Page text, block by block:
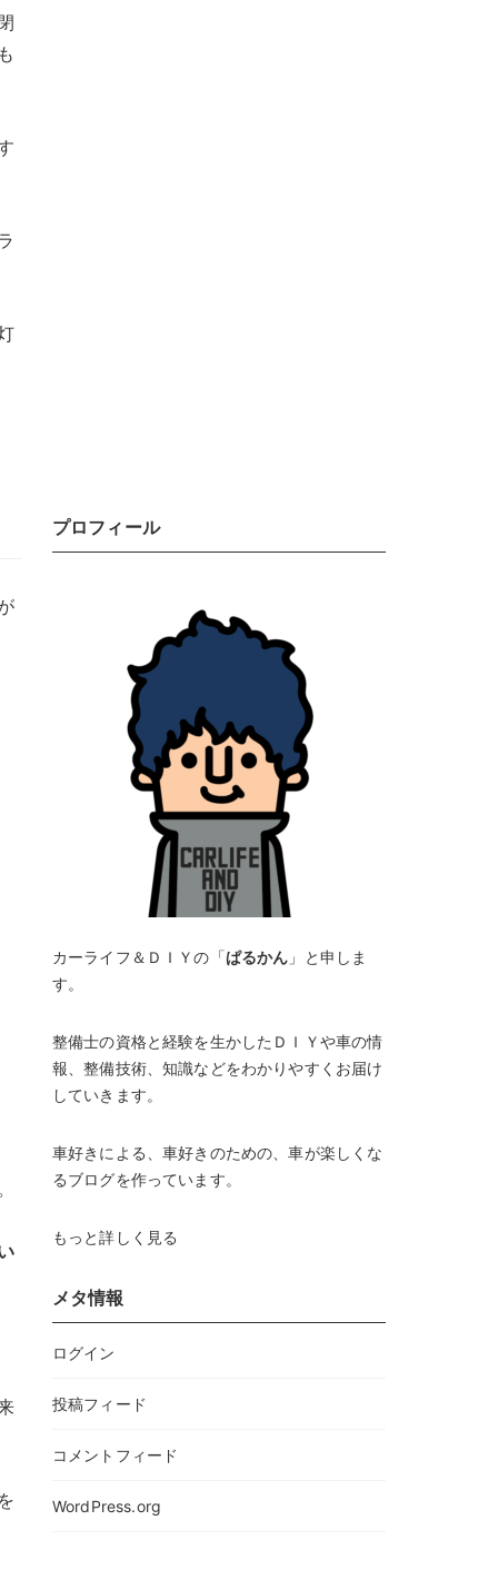
プロフィール
カーライフ＆ＤＩＹの「ぱるかん 」と申しま
す。
整備士の資格と経験を生かしたＤＩＹや車の情
報、整備技術、知識などをわかりやすくお届け
していきます。
車好きによる、車好きのための、車が楽しくな
るブログを作っています。
もっと詳しく見る
メタ情報
ログイン
投稿フィード
コメントフィード
WordPress.org